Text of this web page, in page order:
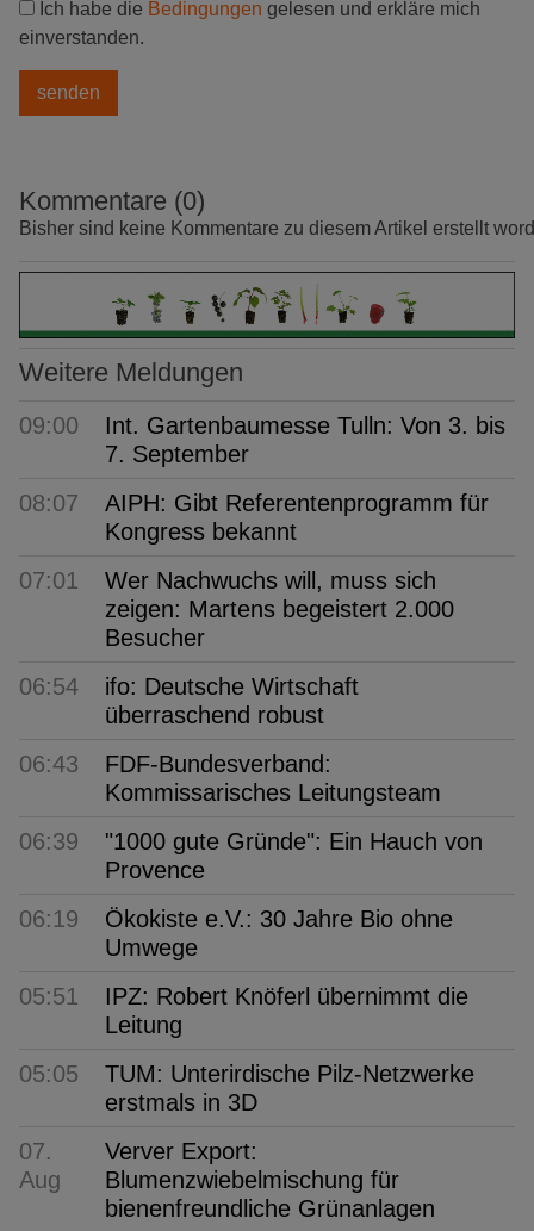
Ich habe die Bedingungen gelesen und erkläre mich
einverstanden.
Kommentare (0)
Bisher sind keine Kommentare zu diesem Artikel erstellt
Weitere Meldungen
09:00
Int. Gartenbaumesse Tulln: Von 3. bis
7. September
08:07
AIPH: Gibt Referentenprogramm für
Kongress bekannt
07:01
Wer Nachwuchs will, muss sich
zeigen: Martens begeistert 2.000
Besucher
06:54
ifo: Deutsche Wirtschaft
überraschend robust
06:43
FDF-Bundesverband:
Kommissarisches Leitungsteam
06:39
"1000 gute Gründe": Ein Hauch von
Provence
06:19
Ökokiste e.V.: 30 Jahre Bio ohne
Umwege
05:51
IPZ: Robert Knöferl übernimmt die
Leitung
05:05
TUM: Unterirdische Pilz-Netzwerke
erstmals in 3D
07.
Aug
Verver Export:
Blumenzwiebelmischung für
bienenfreundliche Grünanlagen